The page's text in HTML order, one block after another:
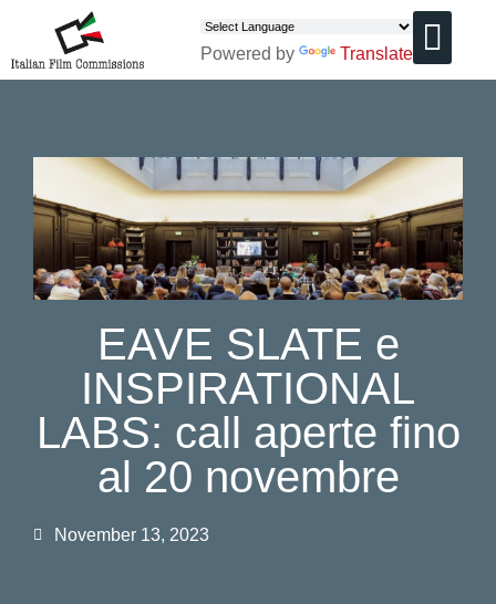
Powered by Translate
EAVE SLATE e
INSPIRATIONAL
LABS: call aperte fino
al 20 novembre
November 13, 2023